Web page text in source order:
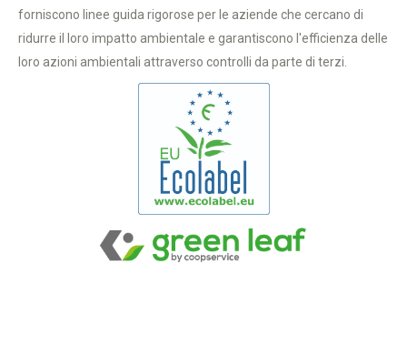
forniscono linee guida rigorose per le aziende che cercano di
ridurre il loro impatto ambientale e garantiscono l'efficienza delle
loro azioni ambientali attraverso controlli da parte di terzi.